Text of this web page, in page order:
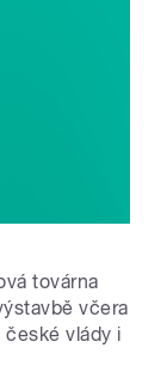
továrna
včera
vlády i